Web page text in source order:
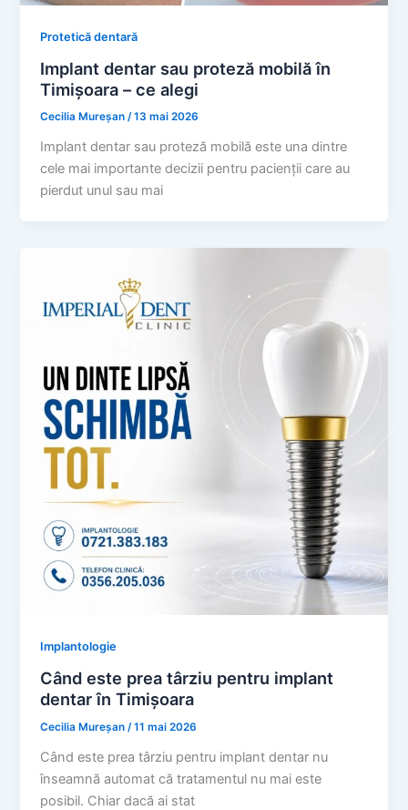
Protetică dentară
Implant dentar sau proteză mobilă în
Timișoara – ce alegi
Cecilia Mureșan /13 mai 2026
Implant dentar sau proteză mobilă este una dintre
cele mai importante decizii pentru pacienții care au
pierdut unul sau mai
Implantologie
Când este prea târziu pentru implant
dentar în Timișoara
Cecilia Mureșan /11 mai 2026
Când este prea târziu pentru implant dentar nu
înseamnă automat că tratamentul nu mai este
posibil. Chiar dacă ai stat